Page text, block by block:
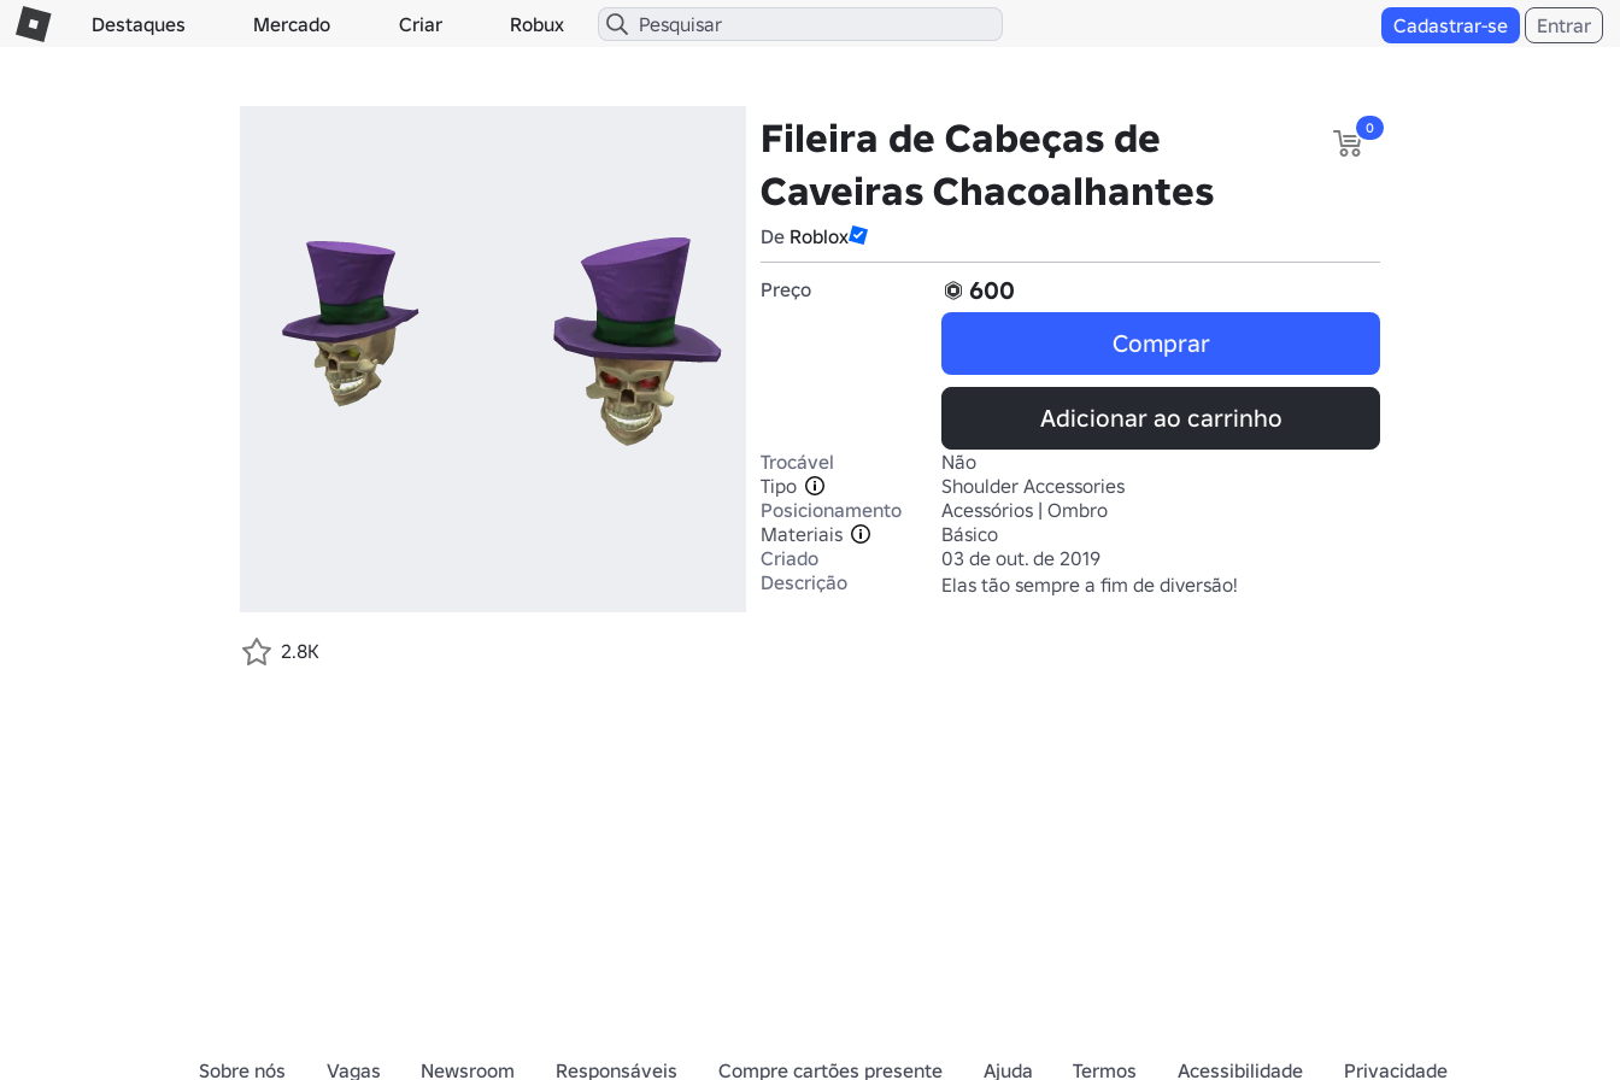
Destaques Mercado Criar Robux Cadastrar-se Entrar
Fileira de Cabeças de
Caveiras Chacoalhantes
De Roblox
0
Preço
600
Comprar
Adicionar ao carrinho
Trocável
Não
Tipo
Shoulder Accessories
Posicionamento
Acessórios | Ombro
Materiais
Básico
Criado
03 de out. de 2019
Descrição
Elas tão sempre a fim de diversão!
2.8K
Sobre nós Vagas Newsroom Responsáveis Compre cartões presente Ajuda Termos Acessibilidade Privacidade